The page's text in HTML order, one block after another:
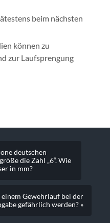
beim nächsten
können zu
zur Laufsprengung
deutschen
die Zahl „6“. Wie
in mm?
Gewehrlauf bei der
gefährlich werden? »